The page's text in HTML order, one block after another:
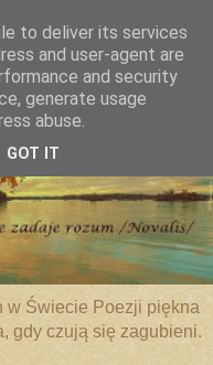
w Świecie Poezji piękna
gdy czują się zagubieni.
to deliver its services
and user-agent are
and security
generate usage
abuse.
GOT IT